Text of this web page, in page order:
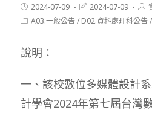
Post
published:
2024-07-09
Post
modified:
2024-07-09
PostA03.一般公告/ D02.資料處理科公告/
說明：
一、該校數位多媒體設計
計學會2024年第七屆台灣